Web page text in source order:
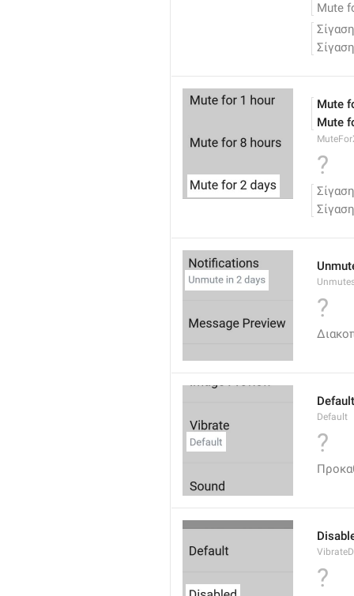
Mute
Mute
Mute
?
?
Default
Default
?
?